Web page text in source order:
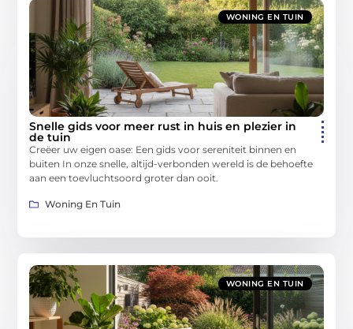
WONING EN TUIN
Snelle gids voor meer rust in huis en plezier in
de tuin
Creëer uw eigen oase: Een gids voor sereniteit binnen en
buiten In onze snelle, altijd-verbonden wereld is de behoefte
aan een toevluchtsoord groter dan ooit.
Woning En Tuin
WONING EN TUIN